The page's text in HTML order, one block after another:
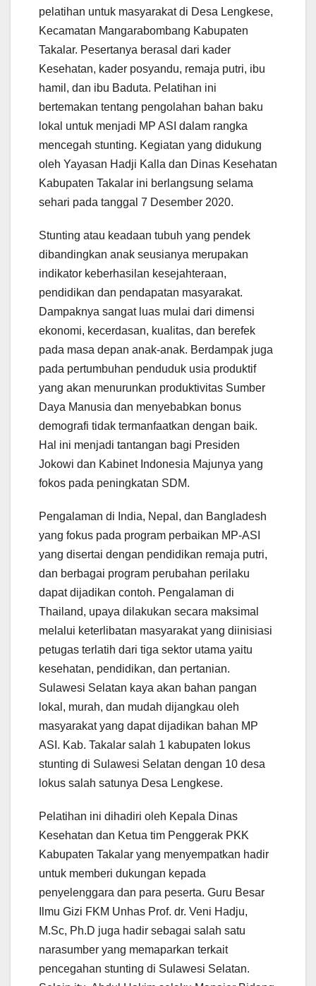
pelatihan untuk masyarakat di Desa Lengkese,
Kecamatan Mangarabombang Kabupaten
Takalar. Pesertanya berasal dari kader
Kesehatan, kader posyandu, remaja putri, ibu
hamil, dan ibu Baduta. Pelatihan ini
bertemakan tentang pengolahan bahan baku
lokal untuk menjadi MP ASI dalam rangka
mencegah stunting. Kegiatan yang didukung
oleh Yayasan Hadji Kalla dan Dinas Kesehatan
Kabupaten Takalar ini berlangsung selama
sehari pada tanggal 7 Desember 2020.
Stunting atau keadaan tubuh yang pendek
dibandingkan anak seusianya merupakan
indikator keberhasilan kesejahteraan,
pendidikan dan pendapatan masyarakat.
Dampaknya sangat luas mulai dari dimensi
ekonomi, kecerdasan, kualitas, dan berefek
pada masa depan anak-anak. Berdampak juga
pada pertumbuhan penduduk usia produktif
yang akan menurunkan produktivitas Sumber
Daya Manusia dan menyebabkan bonus
demografi tidak termanfaatkan dengan baik.
Hal ini menjadi tantangan bagi Presiden
Jokowi dan Kabinet Indonesia Majunya yang
fokos pada peningkatan SDM.
Pengalaman di India, Nepal, dan Bangladesh
yang fokus pada program perbaikan MP-ASI
yang disertai dengan pendidikan remaja putri,
dan berbagai program perubahan perilaku
dapat dijadikan contoh. Pengalaman di
Thailand, upaya dilakukan secara maksimal
melalui keterlibatan masyarakat yang diinisiasi
petugas terlatih dari tiga sektor utama yaitu
kesehatan, pendidikan, dan pertanian.
Sulawesi Selatan kaya akan bahan pangan
lokal, murah, dan mudah dijangkau oleh
masyarakat yang dapat dijadikan bahan MP
ASI. Kab. Takalar salah 1 kabupaten lokus
stunting di Sulawesi Selatan dengan 10 desa
lokus salah satunya Desa Lengkese.
Pelatihan ini dihadiri oleh Kepala Dinas
Kesehatan dan Ketua tim Penggerak PKK
Kabupaten Takalar yang menyempatkan hadir
untuk memberi dukungan kepada
penyelenggara dan para peserta. Guru Besar
Ilmu Gizi FKM Unhas Prof. dr. Veni Hadju,
M.Sc, Ph.D juga hadir sebagai salah satu
narasumber yang memaparkan terkait
pencegahan stunting di Sulawesi Selatan.